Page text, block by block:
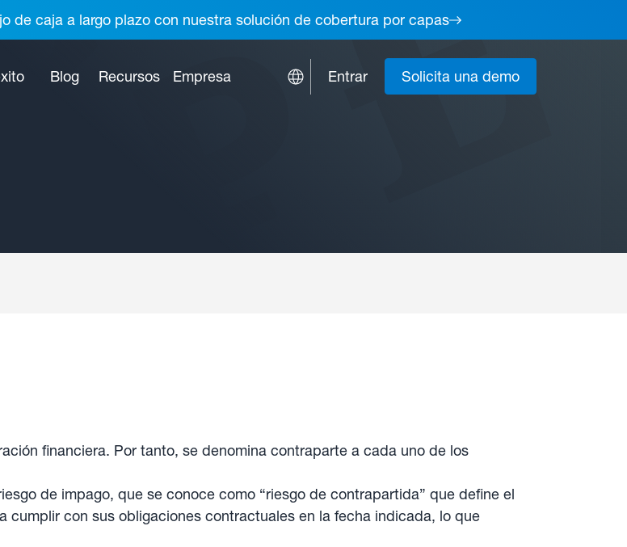
de caja a largo plazo con nuestra solución de cobertura por capas
Blog Recursos Empresa Entrar Solicita una demo
financiera. Por tanto, se denomina contraparte a cada uno de los
de impago, que se conoce como “riesgo de contrapartida” que define el
con sus obligaciones contractuales en la fecha indicada, lo que